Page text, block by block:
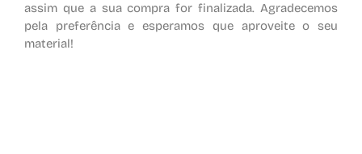
assim que a sua compra for finalizada. Agradecemos
pela preferência e esperamos que aproveite o seu
material!